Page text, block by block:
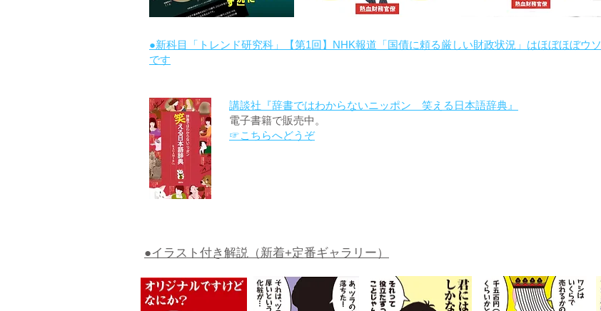
●新科目「トレンド研究科」【第1回】NHK報道「国債に頼る厳しい財政状況」はほぼほぼウソ
です
講談社『辞書ではわからないニッポン 笑える日本語辞典』
電子書籍で販売中。
☞こちらへどうぞ
●イラスト付き解説（新着+定番ギャラリー）